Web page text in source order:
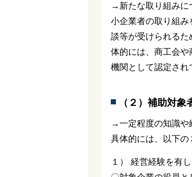
→新たな取り組みに
小企業者の取り組
談等が受けられる
体的には、商工会
機関として認定され
（２）補助対象
→一定程度の知識や
具体的には、以下の
１） 経営経験を有